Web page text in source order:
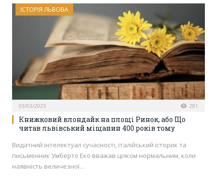
ІСТОРІЯ ЛЬВОВА
03/03/2025 281
Книжковий клондайк на площі Ринок, або Що
читав львівський міщанин 400 років тому
Видатний інтелектуал сучасності, італійський історик та
письменник Умберто Еко вважав цілком нормальним, коли
наявність величезної…